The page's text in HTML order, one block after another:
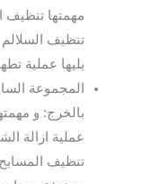
مهمتها تنظيف
تنظيف
يليها عملية
المجموعة
بالخرج: و
عملية ازالة
تنظيف